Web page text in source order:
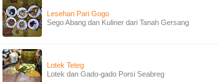
Lesehan Pari Gogo
Sego Abang dan Kuliner dari Tanah Gersang
Lotek Teteg
Lotek dan Gado-gado Porsi Seabreg